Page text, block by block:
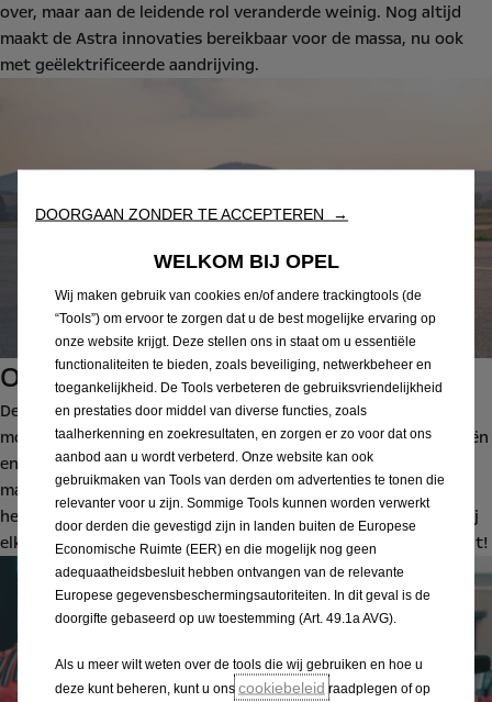
over, maar aan de leidende rol veranderde weinig. Nog altijd
maakt de Astra innovaties bereikbaar voor de massa, nu ook
met geëlektrificeerde aandrijving.
Opel Corsa 40 jaar
De eerste Corsa zag in 1982 het levenslicht. Vanaf het eerste
model deed de Corsa waar Opel om bekendstaat: technologieën
en uitrustingen uit ‘hogere klassen’ betaalbaar en bereikbaar
maken voor het grote publiek. Ook weer met succes: de Corsa
heeft al vele prijzen in de wacht gesleept en alle generaties bij
elkaar zijn inmiddels meer dan 18 miljoen Opel Corsa’s verkocht!
DOORGAAN ZONDER TE ACCEPTEREN →
WELKOM BIJ OPEL
Wij maken gebruik van cookies en/of andere trackingtools (de
“Tools”) om ervoor te zorgen dat u de best mogelijke ervaring op
onze website krijgt. Deze stellen ons in staat om u essentiële
functionaliteiten te bieden, zoals beveiliging, netwerkbeheer en
toegankelijkheid. De Tools verbeteren de gebruiksvriendelijkheid
en prestaties door middel van diverse functies, zoals
taalherkenning en zoekresultaten, en zorgen er zo voor dat ons
aanbod aan u wordt verbeterd. Onze website kan ook
gebruikmaken van Tools van derden om advertenties te tonen die
relevanter voor u zijn. Sommige Tools kunnen worden verwerkt
door derden die gevestigd zijn in landen buiten de Europese
Economische Ruimte (EER) en die mogelijk nog geen
adequaatheidsbesluit hebben ontvangen van de relevante
Europese gegevensbeschermingsautoriteiten. In dit geval is de
doorgifte gebaseerd op uw toestemming (Art. 49.1a AVG).
Als u meer wilt weten over de tools die wij gebruiken en hoe u
deze kunt beheren, kunt u ons cookiebeleid raadplegen of op